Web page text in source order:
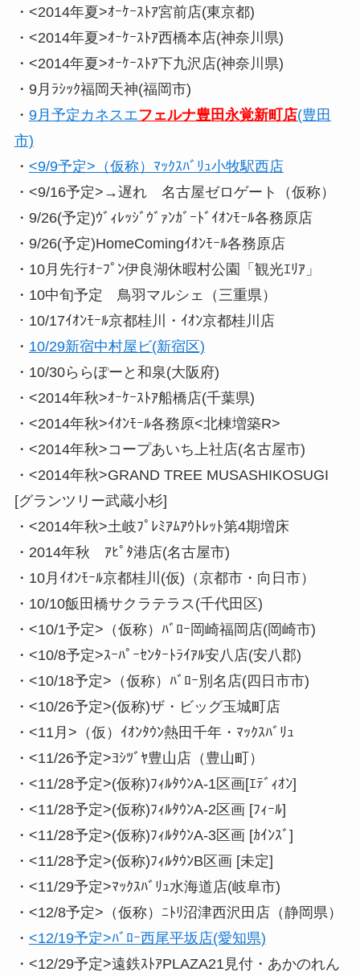
・<2014年夏>ｵｰｹｰｽﾄｱ宮前店(東京都)
・<2014年夏>ｵｰｹｰｽﾄｱ西橋本店(神奈川県)
・<2014年夏>ｵｰｹｰｽﾄｱ下九沢店(神奈川県)
・9月ﾗｼｯｸ福岡天神(福岡市)
・ 9月予定カネスエフェルナ豊田永覚新町店(豊田
市)
・ <9/9予定>（仮称）ﾏｯｸｽﾊﾞﾘｭ小牧駅西店
・<9/16予定>→遅れ 名古屋ゼロゲート（仮称）
・9/26(予定)ｳﾞｨﾚｯｼﾞｳﾞｧﾝｶﾞｰﾄﾞｲｵﾝﾓｰﾙ各務原店
・9/26(予定)HomeComingｲｵﾝﾓｰﾙ各務原店
・10月先行ｵｰﾌﾟﾝ伊良湖休暇村公園「観光ｴﾘｱ」
・10中旬予定 鳥羽マルシェ（三重県）
・10/17ｲｵﾝﾓｰﾙ京都桂川・ｲｵﾝ京都桂川店
・ 10/29新宿中村屋ビ(新宿区)
・10/30ららぽーと和泉(大阪府)
・<2014年秋>ｵｰｹｰｽﾄｱ船橋店(千葉県)
・<2014年秋>ｲｵﾝﾓｰﾙ各務原<北棟増築R>
・<2014年秋>コープあいち上社店(名古屋市)
・<2014年秋>GRAND TREE MUSASHIKOSUGI
[グランツリー武蔵小杉]
・<2014年秋>土岐ﾌﾟﾚﾐｱﾑｱｳﾄﾚｯﾄ第4期増床
・2014年秋 ｱﾋﾟﾀ港店(名古屋市)
・10月ｲｵﾝﾓｰﾙ京都桂川(仮)（京都市・向日市）
・10/10飯田橋サクラテラス(千代田区)
・<10/1予定>（仮称）ﾊﾞﾛｰ岡崎福岡店(岡崎市)
・<10/8予定>ｽｰﾊﾟｰｾﾝﾀｰﾄﾗｲｱﾙ安八店(安八郡)
・<10/18予定>（仮称）ﾊﾞﾛｰ別名店(四日市市)
・<10/26予定>(仮称)ザ・ビッグ玉城町店
・<11月>（仮）ｲｵﾝﾀｳﾝ熱田千年・ﾏｯｸｽﾊﾞﾘｭ
・<11/26予定>ﾖｼﾂﾞﾔ豊山店（豊山町）
・<11/28予定>(仮称)ﾌｨﾙﾀｳﾝA-1区画[ｴﾃﾞｨｵﾝ]
・<11/28予定>(仮称)ﾌｨﾙﾀｳﾝA-2区画 [ﾌｨｰﾙ]
・<11/28予定>(仮称)ﾌｨﾙﾀｳﾝA-3区画 [ｶｲﾝｽﾞ]
・<11/28予定>(仮称)ﾌｨﾙﾀｳﾝB区画 [未定]
・<11/29予定>ﾏｯｸｽﾊﾞﾘｭ水海道店(岐阜市)
・<12/8予定>（仮称）ﾆﾄﾘ沼津西沢田店（静岡県）
・ <12/19予定>ﾊﾞﾛｰ西尾平坂店(愛知県)
・<12/29予定>遠鉄ｽﾄｱPLAZA21見付・あかのれん